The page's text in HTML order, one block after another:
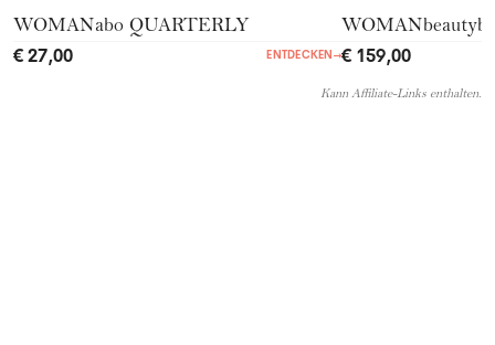
WOMANabo QUARTERLY
€ 27,00 ENTDECKEN →€ 159,00
Kann Affiliate-Links enthalten.